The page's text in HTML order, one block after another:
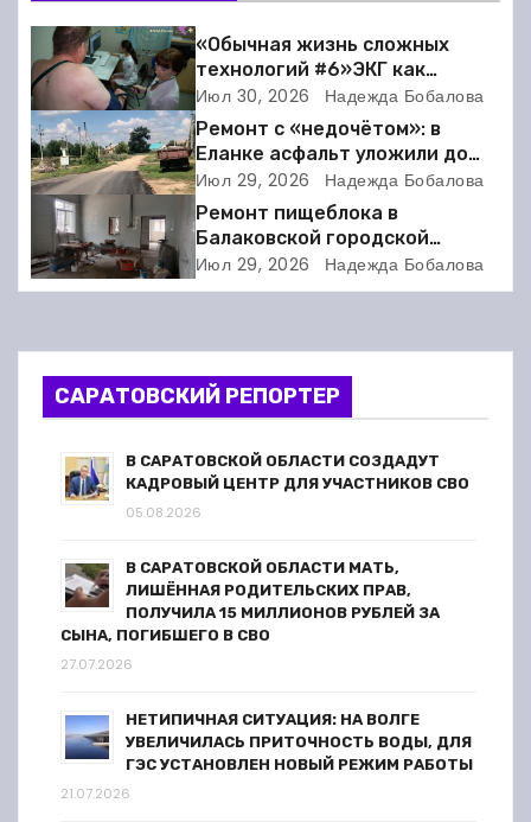
г
а
ц
и
я
п
з
а
«Обычная жизнь сложных
технологий #6»ЭКГ как
искусство: когда ритм жизни
требует расшифровки
Июл 30, 2026 Надежда Бобалова
Ремонт с «недочётом»: в
Еланке асфальт уложили до
школы, но не дошли 30 метров
Июл 29, 2026 Надежда Бобалова
Ремонт пищеблока в
Балаковской городской
клинической больнице
выходит на финишную прямую
Июл 29, 2026 Надежда Бобалова
САРАТОВСКИЙ РЕПОРТЕР
В САРАТОВСКОЙ ОБЛАСТИ СОЗДАДУТ
КАДРОВЫЙ ЦЕНТР ДЛЯ УЧАСТНИКОВ СВО
05.08.2026
В САРАТОВСКОЙ ОБЛАСТИ МАТЬ,
ЛИШЁННАЯ РОДИТЕЛЬСКИХ ПРАВ,
ПОЛУЧИЛА 15 МИЛЛИОНОВ РУБЛЕЙ ЗА
СЫНА, ПОГИБШЕГО В СВО
27.07.2026
НЕТИПИЧНАЯ СИТУАЦИЯ: НА ВОЛГЕ
УВЕЛИЧИЛАСЬ ПРИТОЧНОСТЬ ВОДЫ, ДЛЯ
ГЭС УСТАНОВЛЕН НОВЫЙ РЕЖИМ РАБОТЫ
21.07.2026